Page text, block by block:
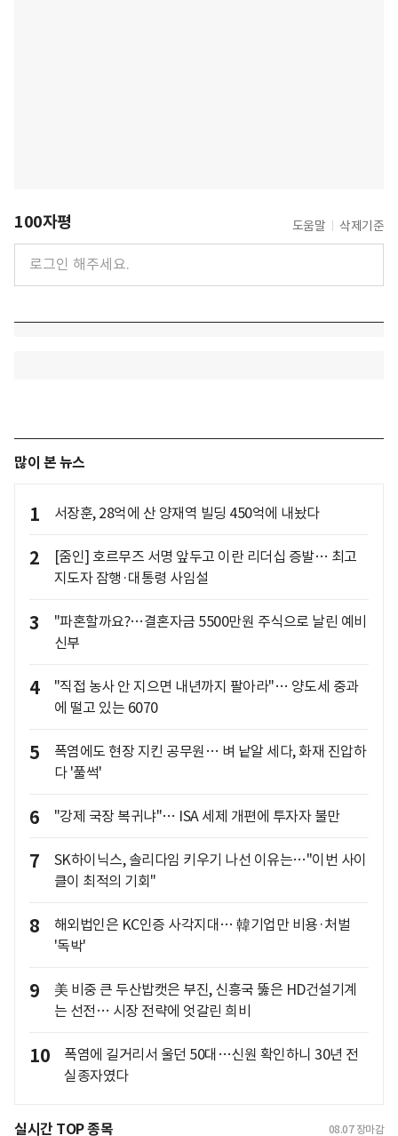
100자평 도움말 삭제기준
많이 본 뉴스
1 서장훈, 28억에 산 양재역 빌딩 450억에 내놨다
2
[줌인] 호르무즈 서명 앞두고 이란 리더십 증발… 최고
지도자 잠행·대통령 사임설
3
"파혼할까요?…결혼자금 5500만원 주식으로 날린 예비
신부
4
"직접 농사 안 지으면 내년까지 팔아라"… 양도세 중과
에 떨고 있는 6070
5
폭염에도 현장 지킨 공무원… 벼 낱알 세다, 화재 진압하
다 '풀썩'
6 "강제 국장 복귀냐"… ISA 세제 개편에 투자자 불만
7
SK하이닉스, 솔리다임 키우기 나선 이유는…"이번 사이
클이 최적의 기회"
8
해외법인은 KC인증 사각지대… 韓기업만 비용·처벌
'독박'
9
美 비중 큰 두산밥캣은 부진, 신흥국 뚫은 HD건설기계
는 선전… 시장 전략에 엇갈린 희비
10
폭염에 길거리서 울던 50대…신원 확인하니 30년 전
실종자였다
실시간 TOP 종목 08.07 장마감